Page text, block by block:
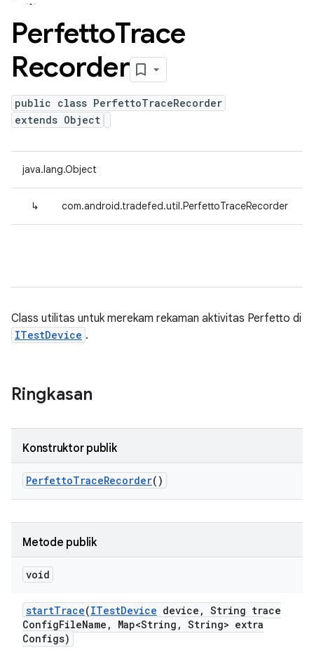
PerfettoTrace
Recorder
public class PerfettoTraceRecorder
extends Object
java.lang.Object
↳ com.android.tradefed.util.PerfettoTraceRecorder
Class utilitas untuk merekam rekaman aktivitas Perfetto di
ITestDevice .
Ringkasan
Konstruktor publik
PerfettoTraceRecorder()
Metode publik
void
startTrace(ITestDevice device , String trace
ConfigFileName , Map<String , String> extra
Configs)